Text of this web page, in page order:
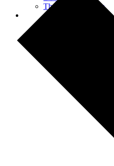
Themen & Projekte